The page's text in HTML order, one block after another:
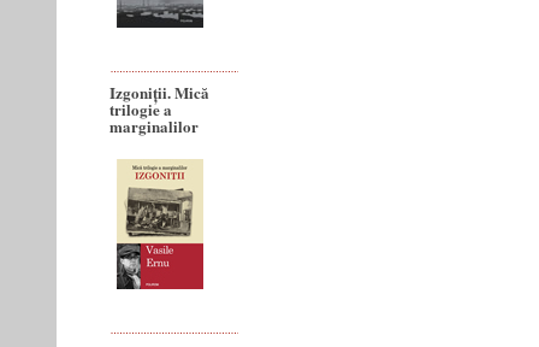
Izgoniții. Mică
trilogie a
marginalilor